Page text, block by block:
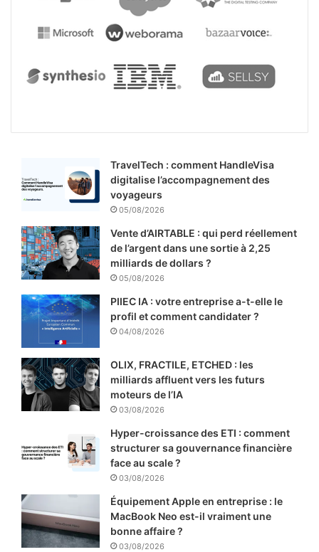
TravelTech : comment HandleVisa
digitalise l’accompagnement des
voyageurs
05/08/2026
Vente d’AIRTABLE : qui perd réellement
de l’argent dans une sortie à 2,25
milliards de dollars ?
05/08/2026
PIIEC IA : votre entreprise a-t-elle le
profil et comment candidater ?
04/08/2026
OLIX, FRACTILE, ETCHED : les
milliards affluent vers les futurs
moteurs de l’IA
03/08/2026
Hyper-croissance des ETI : comment
structurer sa gouvernance financière
face au scale ?
03/08/2026
Équipement Apple en entreprise : le
MacBook Neo est-il vraiment une
bonne affaire ?
03/08/2026